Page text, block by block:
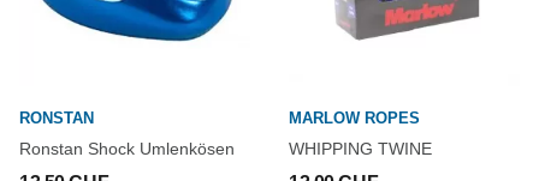
RONSTAN
Ronstan Shock Umlenkösen
MARLOW ROPES
WHIPPING TWINE